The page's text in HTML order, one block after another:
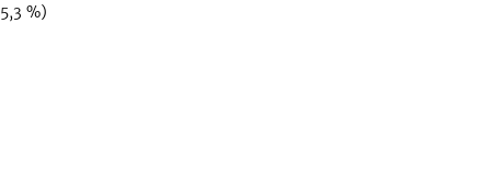
5,3 %)